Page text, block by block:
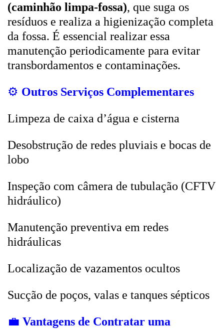
(caminhão limpa-fossa), que suga os
resíduos e realiza a higienização completa
da fossa. É essencial realizar essa
manutenção periodicamente para evitar
transbordamentos e contaminações.
⚙️ Outros Serviços Complementares
Limpeza de caixa d’água e cisterna
Desobstrução de redes pluviais e bocas de
lobo
Inspeção com câmera de tubulação (CFTV
hidráulico)
Manutenção preventiva em redes
hidráulicas
Localização de vazamentos ocultos
Sucção de poços, valas e tanques sépticos
💼 Vantagens de Contratar uma